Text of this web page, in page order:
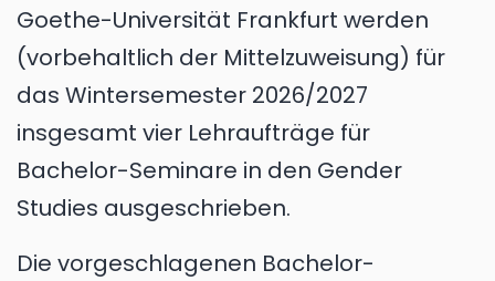
Goethe-Universität Frankfurt werden
(vorbehaltlich der Mittelzuweisung) für
das Wintersemester 2026/2027
insgesamt vier Lehraufträge für
Bachelor-Seminare in den Gender
Studies ausgeschrieben.
Die vorgeschlagenen Bachelor-